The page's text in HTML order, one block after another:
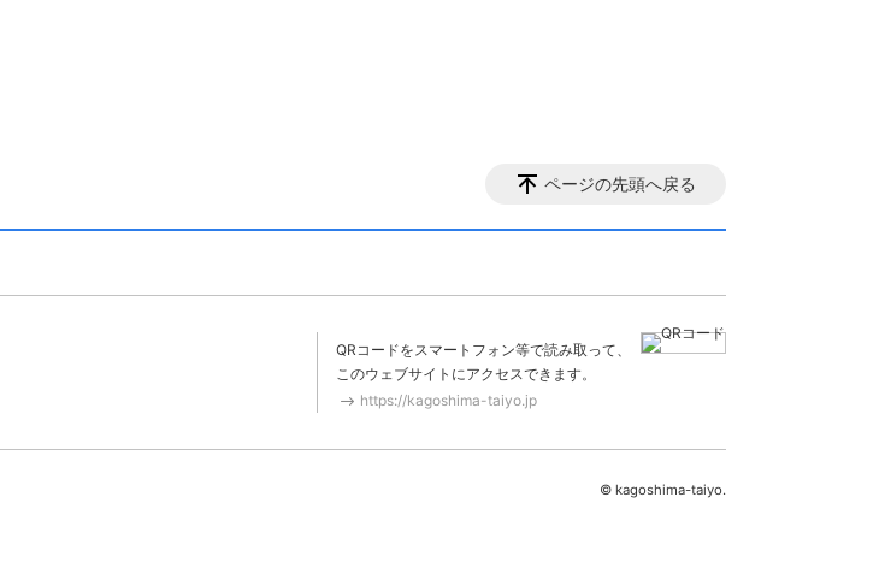
ページの先頭へ戻る
QRコードをスマートフォン等で読み取って、
このウェブサイトにアクセスできます。
https://kagoshima-taiyo.jp
© kagoshima-taiyo.